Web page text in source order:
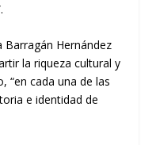
Barragán Hernández
la riqueza cultural y
“en cada una de las
e identidad de